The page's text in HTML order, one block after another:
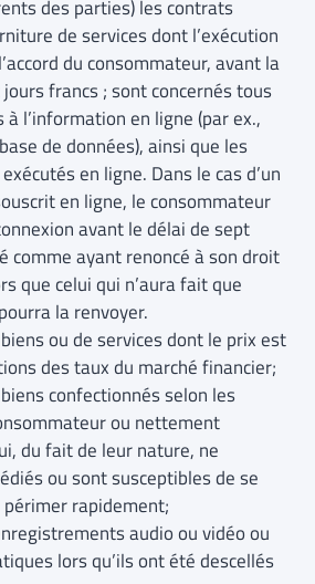
des parties) les contrats
de services dont l’exécution
du consommateur, avant la
francs ; sont concernés tous
à l’information en ligne (par ex.,
de données), ainsi que les
en ligne. Dans le cas d’un
en ligne, le consommateur
avant le délai de sept
comme ayant renoncé à son droit
que celui qui n’aura fait que
la renvoyer.
ou de services dont le prix est
des taux du marché financier;
confectionnés selon les
ou nettement
du fait de leur nature, ne
ou sont susceptibles de se
rapidement;
audio ou vidéo ou
lors qu’ils ont été descellés